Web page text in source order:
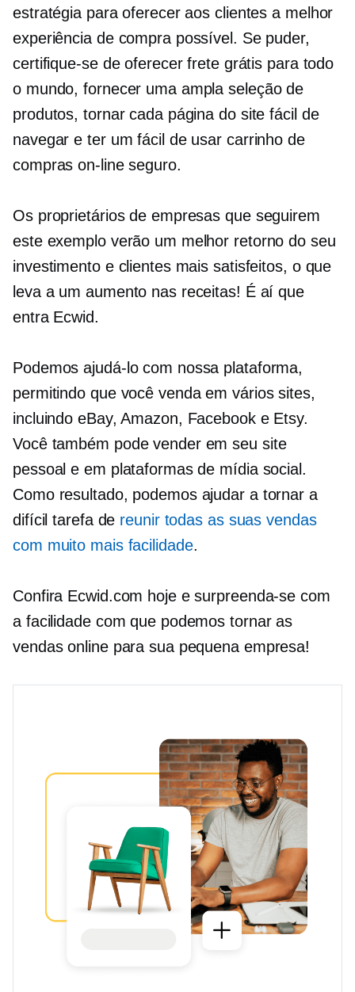
estratégia para oferecer aos clientes a melhor
experiência de compra possível. Se puder,
certifique-se de oferecer frete grátis para todo
o mundo, fornecer uma ampla seleção de
produtos, tornar cada página do site fácil de
navegar e ter umfácil de usar carrinho de
compras on-line seguro.
Os proprietários de empresas que seguirem
este exemplo verão um melhor retorno do seu
investimento e clientes mais satisfeitos, o que
leva a um aumento nas receitas! É aí que
entra Ecwid.
Podemos ajudá-lo com nossa plataforma,
permitindo que você venda em vários sites,
incluindo eBay, Amazon, Facebook e Etsy.
Você também pode vender em seu site
pessoal e em plataformas de mídia social.
Como resultado, podemos ajudar a tornar a
difícil tarefa de reunir todas as suas vendas
com muito mais facilidade.
Confira Ecwid.com hoje e surpreenda-se com
a facilidade com que podemos tornar as
vendas online para sua pequena empresa!